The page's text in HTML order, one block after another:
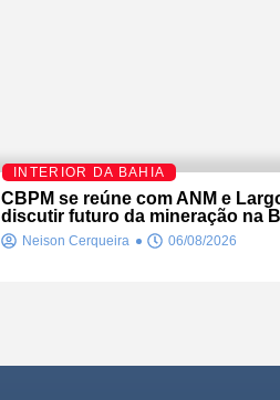
INTERIOR DA BAHIA
CBPM se reúne com ANM e
discutir futuro da mineração na
Neison Cerqueira 06/08/2026